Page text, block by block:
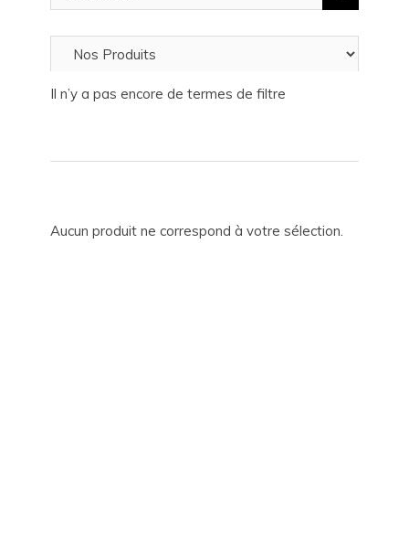
Aucun produit ne correspond à votre sélection.
Il n’y a pas encore de termes de filtre